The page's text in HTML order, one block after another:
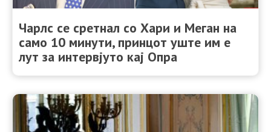
Чарлс се сретнал со Хари и Меган на
само 10 минути, принцот уште им е
лут за интервјуто кај Опра